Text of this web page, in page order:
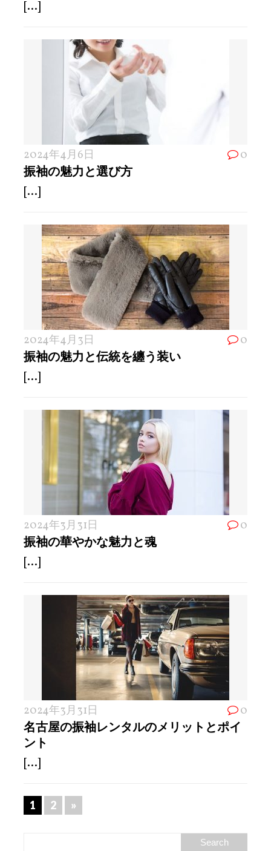
[...]
2024年4月6日 0
振袖の魅力と選び方
[...]
2024年4月3日 0
振袖の魅力と伝統を纏う装い
[...]
2024年3月31日 0
振袖の華やかな魅力と魂
[...]
2024年3月31日 0
名古屋の振袖レンタルのメリットとポイ
ント
[...]
1 2 »